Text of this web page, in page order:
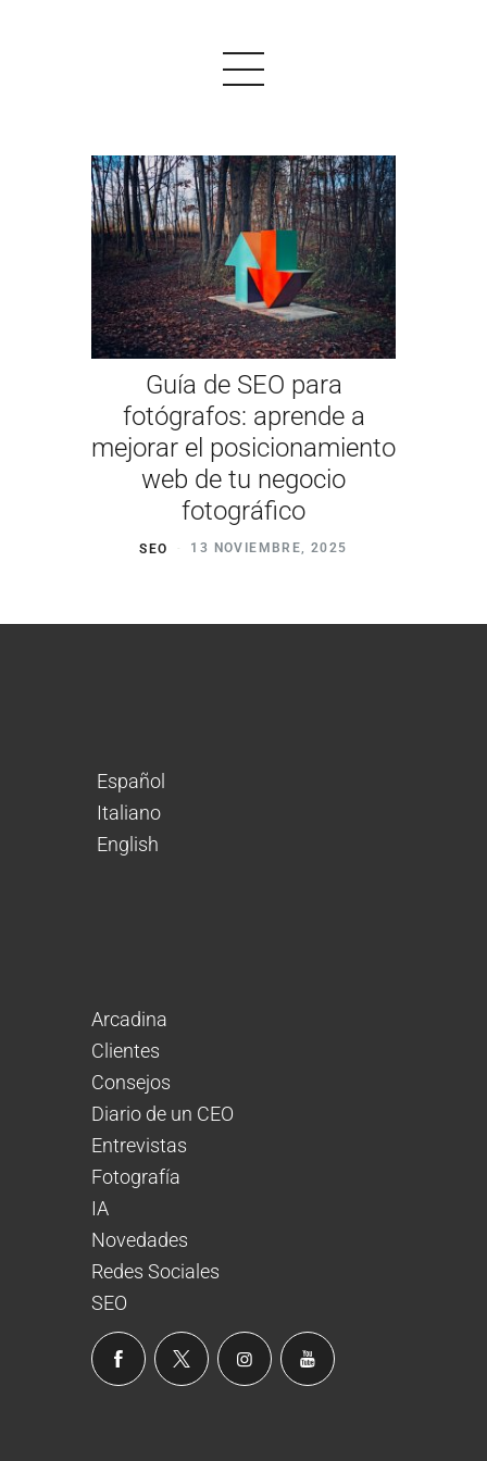
PRODUCTOS
EJEMPLOS
OPINIONES
PRECIOS
LOGIN
EMPEZAR AHORA
Guía de SEO para
fotógrafos: aprende a
mejorar el posicionamiento
web de tu negocio
fotográfico
SEO 13 NOVIEMBRE, 2025
Español
Italiano
English
Arcadina
Clientes
Consejos
Diario de un CEO
Entrevistas
Fotografía
IA
Novedades
Redes Sociales
SEO